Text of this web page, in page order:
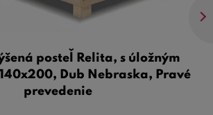
údržba minimálna, čo je ideálne pre
pohodlie a praktickosť.
postele s úložným
voľbou pre každého, kto hľadá
štýlu a praktickosti. S ich pomocou
posteľ Relita, s úložným
Dub Nebraska, Pravé
prevedenie